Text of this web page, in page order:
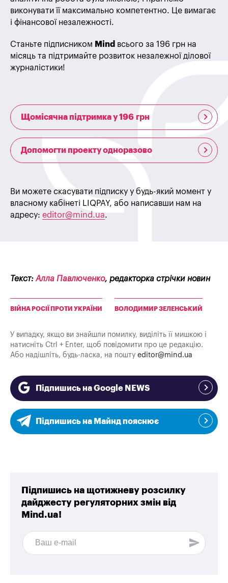
виконувати її максимально компетентно. Це вимагає
і фінансової незалежності.
Станьте підписником Mind всього за 196 грн на
місяць та підтримайте розвиток незалежної ділової
журналістики!
Щомісячна підтримка у 196 грн
Допомогти проекту одноразово
Ви можете скасувати підписку у будь-який момент у
власному кабінеті LIQPAY, або написавши нам на
адресу: editor@mind.ua.
Текст:Алла Павлюченко, редакторка стрічки новин
ВІЙНА РОСІЇ ПРОТИ УКРАЇНИ ВОЛОДИМИР ЗЕЛЕНСЬКИЙ
У випадку, якщо ви знайшли помилку, виділіть її мишкою і
натисніть Ctrl + Enter, щоб повідомити про це редакцію.
Або надішліть, будь-ласка, на пошту editor@mind.ua
Підпишись на Google NEWS
Підпишись на Майнд пояснює
Підпишись на щотижневу розсилку
дайджесту регуляторних змін від
Mind.ua!